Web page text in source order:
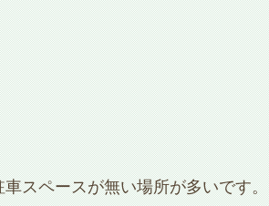
スペースが無い場所が多いです。